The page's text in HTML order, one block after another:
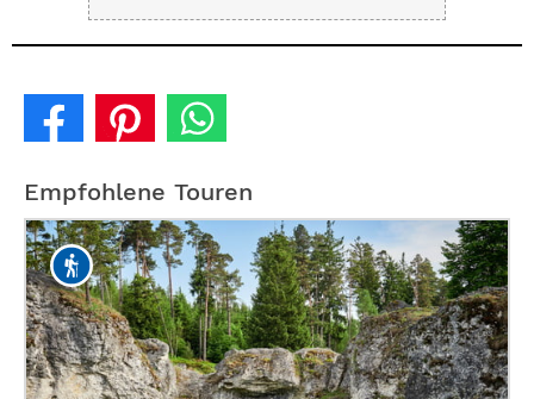
Empfohlene Touren